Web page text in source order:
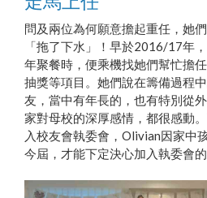
Olivian攝於
Moo十分喜歡
問及兩位為何願意擔起重任，她
「拖了下水」！早於2016/17年
年聚餐時，便乘機找她們幫忙擔
抽獎等項目。她們說在籌備過程
友，當中有年長的，也有特別從
家對母校的深厚感情，都很感動
入校友會執委會，Olivian因家中
今屆，才能下定決心加入執委會的